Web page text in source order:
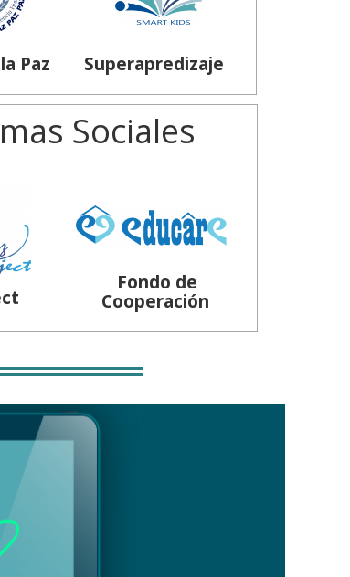
Aplicar
Fondo de
Cooperación
Paz Superapredizaje
Sociales